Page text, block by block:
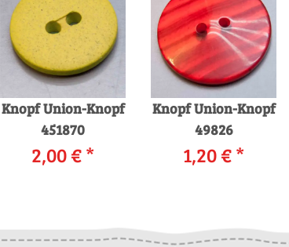
Knopf Union-Knopf
451870
2,00 €*
Knopf Union-Knopf
49826
1,20 €*